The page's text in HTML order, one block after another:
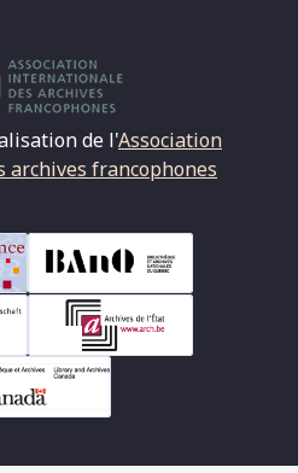
de l'Association
francophones